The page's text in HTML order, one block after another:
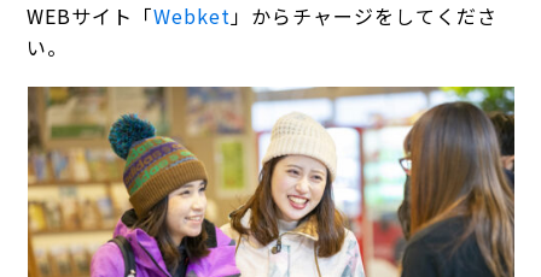
WEBサイト「Webket」からチャージをしてくださ
い。